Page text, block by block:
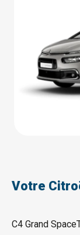
Votre
C4 Grand